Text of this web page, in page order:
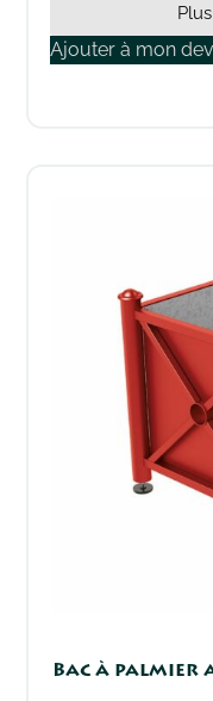
Ajouter à mon
Bac à palmier